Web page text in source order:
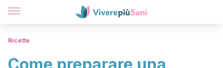
Ricette